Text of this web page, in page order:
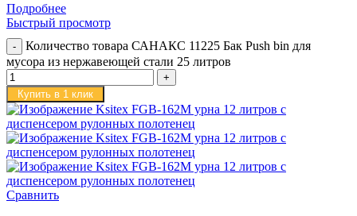
Подробнее
Быстрый просмотр
Количество товара САНАКС 11225 Бак Push bin для
мусора из нержавеющей стали 25 литров
Купить в 1 клик
Сравнить